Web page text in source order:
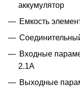
аккумулятор
Емкость
Входные
2.1A
Выходные